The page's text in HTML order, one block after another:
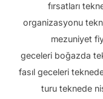
fırsatları
organizasyonu
mezuniyet
geceleri boğazda
fasıl geceleri
turu teknede